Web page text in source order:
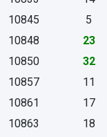
10845
5
10848
23
10850
32
10857
11
10861
17
10863
18